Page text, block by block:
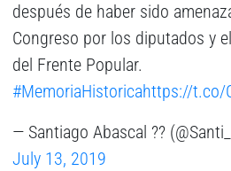
después de haber sido
Congreso por los diputados y
del Frente Popular.
#MemoriaHistoricahttps://t.co/
— Santiago Abascal ??
July 13, 2019